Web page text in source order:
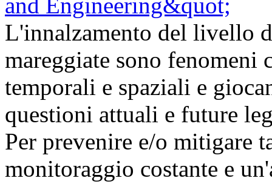
L'innalzamento del livello
mareggiate sono fenomeni
temporali e spaziali e
questioni attuali e future
Per prevenire e/o mitigare
monitoraggio costante e